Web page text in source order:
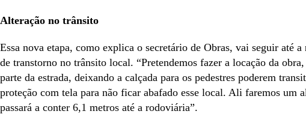
Alteração no trânsito
Essa nova etapa, como explica o secretário de Obras, vai seguir até
de transtorno no trânsito local. “Pretendemos fazer a locação da
parte da estrada, deixando a calçada para os pedestres poderem
proteção com tela para não ficar abafado esse local. Ali faremos um
passará a conter 6,1 metros até a rodoviária”.